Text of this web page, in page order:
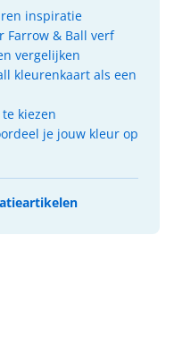
inspiratie
Farrow & Ball verf
vergelijken
kleurenkaart als een
kiezen
je jouw kleur op